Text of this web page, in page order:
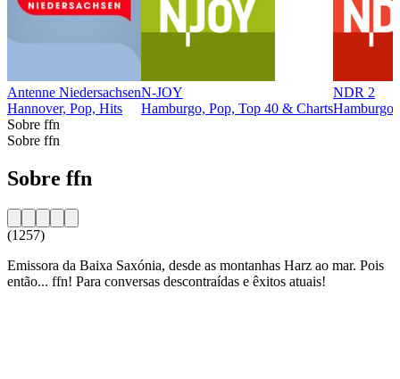
Antenne Niedersachsen
Hannover, Pop, Hits
N-JOY
Hamburgo, Pop, Top 40 & Charts
NDR 2
Sobre ffn
Sobre ffn
Sobre ffn
(1257)
Emissora da Baixa Saxónia, desde as montanhas Harz ao mar. Pois
então... ffn! Para conversas descontraídas e êxitos atuais!